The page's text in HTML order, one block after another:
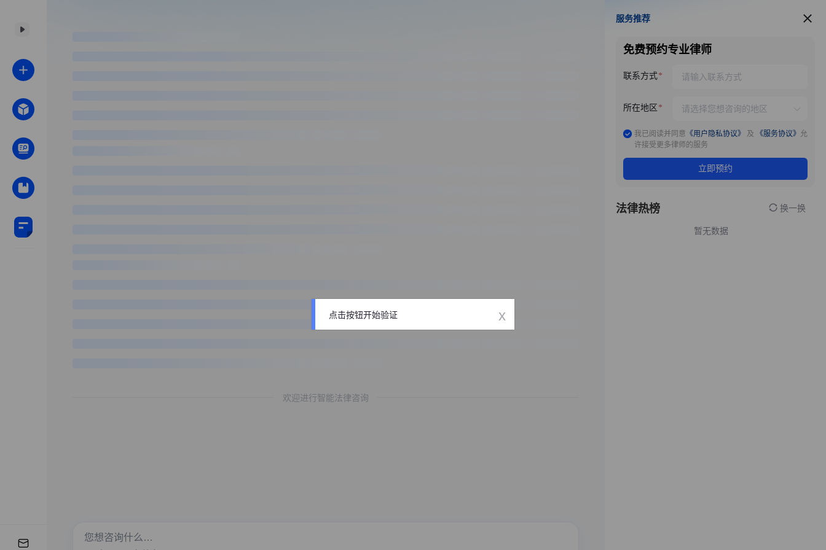
欢迎进行智能法律咨询
服务推荐
服务推荐
免费预约专业律师
联系方式
所在地区
我已阅读并同意 《用户隐私协议》 及 《服务协议》 允
许接受更多律师的服务
立即预约
法律热榜 换一换
暂无数据
点击按钮开始验证 x